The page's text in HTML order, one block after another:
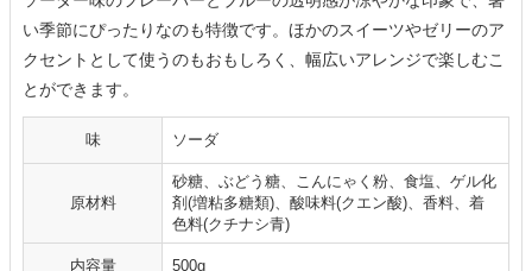
い季節にぴったりなのも特徴です。ほかのスイーツやゼリーのア
クセントとして使うのもおもしろく、幅広いアレンジで楽しむこ
とができます。
味 ソーダ
原材料
砂糖、ぶどう糖、こんにゃく粉、食塩、ゲル化
剤(増粘多糖類)、酸味料(クエン酸)、香料、着
色料(クチナシ青)
内容量 500g